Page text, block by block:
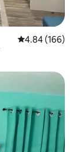
औसत रेटिंग 5 में से
4.84 (166)